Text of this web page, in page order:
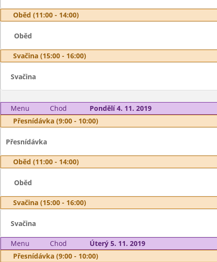
Oběd (11:00 - 14:00)
Oběd
Svačina (15:00 - 16:00)
Svačina
Menu Chod
Pondělí 4. 11. 2019
Přesnídávka (9:00 - 10:00)
Přesnídávka
Oběd (11:00 - 14:00)
Oběd
Svačina (15:00 - 16:00)
Svačina
Menu Chod
Úterý 5. 11. 2019
Přesnídávka (9:00 - 10:00)